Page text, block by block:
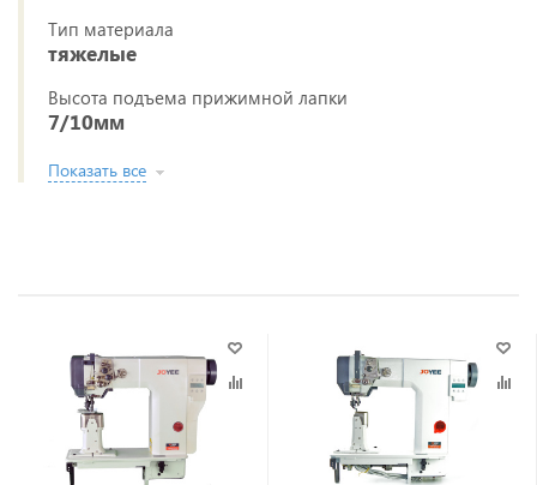
Тип материала
тяжелые
Высота подъема прижимной лапки
7/10мм
Показать все